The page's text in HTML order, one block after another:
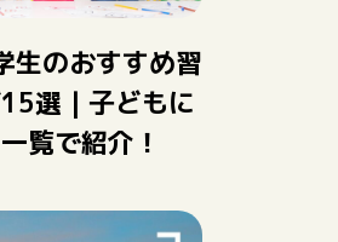
のおすすめ習
選｜子どもに
覧で紹介！